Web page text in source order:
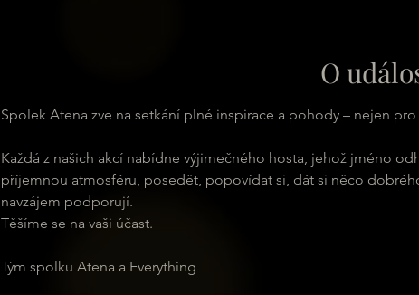
O
Spolek Atena zve na setkání plné inspirace a pohody – nejen
Každá z našich akcí nabídne výjimečného hosta, jehož jméno
příjemnou atmosféru, posedět, popovídat si, dát si něco
navzájem podporují.
Těšíme se na vaši účast.
Tým spolku Atena a Everything